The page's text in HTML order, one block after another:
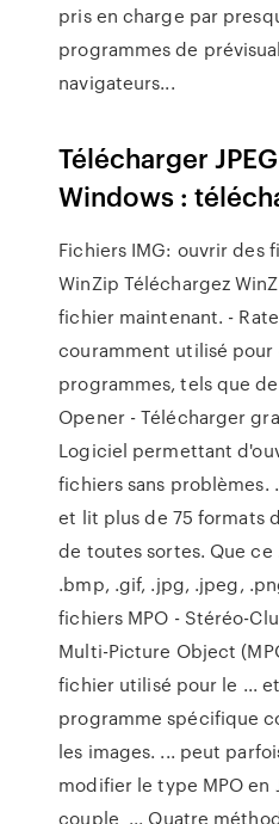
pris en charge par
programmes de
navigateurs...
Télécharger
Windows :
Fichiers IMG: ouvrir des
WinZip Téléchargez
fichier maintenant. -
couramment utilisé
programmes, tels que
Opener - Télécharger
Logiciel permettant
fichiers sans problèmes.
et lit plus de 75 formats
de toutes sortes. Que ce
.bmp, .gif, .jpg, .jpeg,
fichiers MPO - Stéréo-
Multi-Picture Object
fichier utilisé pour le ...
programme spécifique
les images. ... peut
modifier le type MPO en
couple ... Quatre